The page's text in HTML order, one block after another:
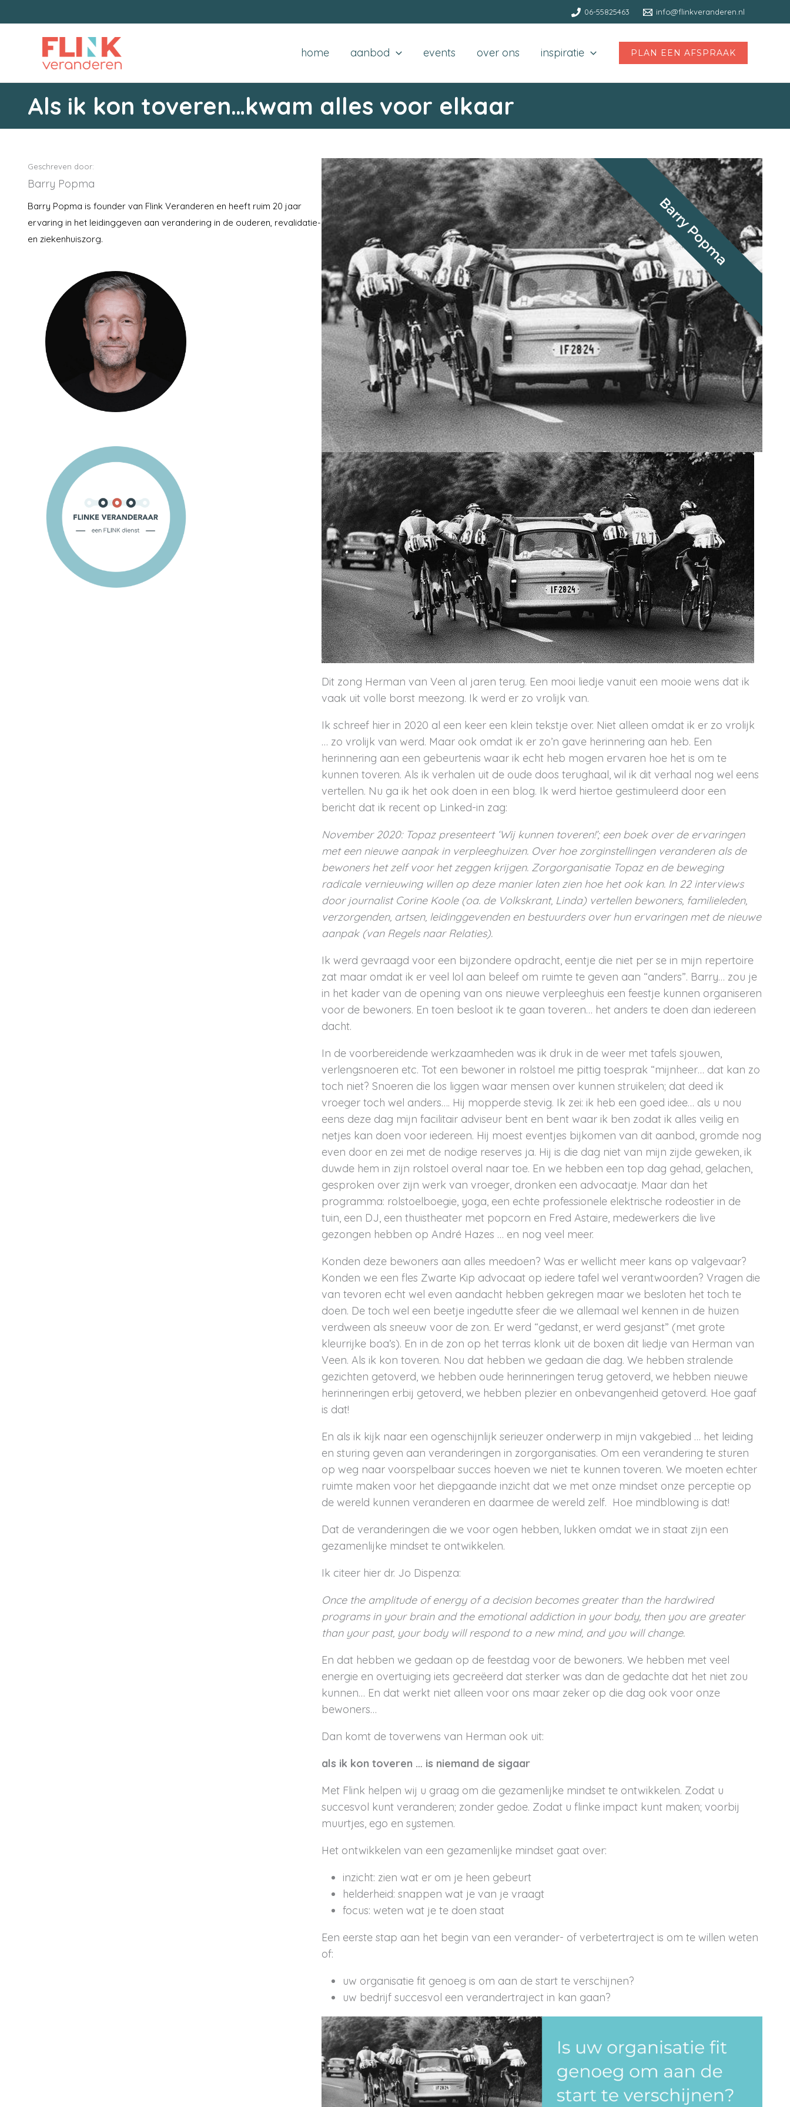
naar
06-55825463 info@flinkveranderen.nl
home aanbod events over ons inspiratie PLAN EEN AFSPRAAK
Als ik kon toveren…kwam alles voor elkaar
Geschreven door:
Barry Popma
Barry Popma is founder van Flink Veranderen en heeft ruim 20 jaar
ervaring in het leidinggeven aan verandering in de ouderen, revalidatie-
en ziekenhuiszorg.
Dit zong Herman van Veen al jaren terug. Een mooi liedje vanuit een mooie wens dat ik
vaak uit volle borst meezong. Ik werd er zo vrolijk van.
Ik schreef hier in 2020 al een keer een klein tekstje over. Niet alleen omdat ik er zo vrolijk
… zo vrolijk van werd. Maar ook omdat ik er zo’n gave herinnering aan heb. Een
herinnering aan een gebeurtenis waar ik echt heb mogen ervaren hoe het is om te
kunnen toveren. Als ik verhalen uit de oude doos terughaal, wil ik dit verhaal nog wel eens
vertellen. Nu ga ik het ook doen in een blog. Ik werd hiertoe gestimuleerd door een
bericht dat ik recent op Linked-in zag:
November 2020: Topaz presenteert ‘Wij kunnen toveren!’; een boek over de ervaringen
met een nieuwe aanpak in verpleeghuizen. Over hoe zorginstellingen veranderen als de
bewoners het zelf voor het zeggen krijgen. Zorgorganisatie Topaz en de beweging
radicale vernieuwing willen op deze manier laten zien hoe het ook kan. In 22 interviews
door journalist Corine Koole (oa. de Volkskrant, Linda) vertellen bewoners, familieleden,
verzorgenden, artsen, leidinggevenden en bestuurders over hun ervaringen met de nieuwe
aanpak (van Regels naar Relaties).
Ik werd gevraagd voor een bijzondere opdracht, eentje die niet per se in mijn repertoire
zat maar omdat ik er veel lol aan beleef om ruimte te geven aan “anders”. Barry… zou je
in het kader van de opening van ons nieuwe verpleeghuis een feestje kunnen organiseren
voor de bewoners. En toen besloot ik te gaan toveren… het anders te doen dan iedereen
dacht.
In de voorbereidende werkzaamheden was ik druk in de weer met tafels sjouwen,
verlengsnoeren etc. Tot een bewoner in rolstoel me pittig toesprak “mijnheer… dat kan zo
toch niet? Snoeren die los liggen waar mensen over kunnen struikelen; dat deed ik
vroeger toch wel anders…. Hij mopperde stevig. Ik zei: ik heb een goed idee… als u nou
eens deze dag mijn facilitair adviseur bent en bent waar ik ben zodat ik alles veilig en
netjes kan doen voor iedereen. Hij moest eventjes bijkomen van dit aanbod, gromde nog
even door en zei met de nodige reserves ja. Hij is die dag niet van mijn zijde geweken, ik
duwde hem in zijn rolstoel overal naar toe. En we hebben een top dag gehad, gelachen,
gesproken over zijn werk van vroeger, dronken een advocaatje. Maar dan het
programma: rolstoelboegie, yoga, een echte professionele elektrische rodeostier in de
tuin, een DJ, een thuistheater met popcorn en Fred Astaire, medewerkers die live
gezongen hebben op André Hazes … en nog veel meer.
Konden deze bewoners aan alles meedoen? Was er wellicht meer kans op valgevaar?
Konden we een fles Zwarte Kip advocaat op iedere tafel wel verantwoorden? Vragen die
van tevoren echt wel even aandacht hebben gekregen maar we besloten het toch te
doen. De toch wel een beetje ingedutte sfeer die we allemaal wel kennen in de huizen
verdween als sneeuw voor de zon. Er werd “gedanst, er werd gesjanst” (met grote
kleurrijke boa’s). En in de zon op het terras klonk uit de boxen dit liedje van Herman van
Veen. Als ik kon toveren. Nou dat hebben we gedaan die dag. We hebben stralende
gezichten getoverd, we hebben oude herinneringen terug getoverd, we hebben nieuwe
herinneringen erbij getoverd, we hebben plezier en onbevangenheid getoverd. Hoe gaaf
is dat!
En als ik kijk naar een ogenschijnlijk serieuzer onderwerp in mijn vakgebied … het leiding
en sturing geven aan veranderingen in zorgorganisaties. Om een verandering te sturen
op weg naar voorspelbaar succes hoeven we niet te kunnen toveren. We moeten echter
ruimte maken voor het diepgaande inzicht dat we met onze mindset onze perceptie op
de wereld kunnen veranderen en daarmee de wereld zelf. Hoe mindblowing is dat!
Dat de veranderingen die we voor ogen hebben, lukken omdat we in staat zijn een
gezamenlijke mindset te ontwikkelen.
Ik citeer hier dr. Jo Dispenza:
Once the amplitude of energy of a decision becomes greater than the hardwired
programs in your brain and the emotional addiction in your body, then you are greater
than your past, your body will respond to a new mind, and you will change.
En dat hebben we gedaan op de feestdag voor de bewoners. We hebben met veel
energie en overtuiging iets gecreëerd dat sterker was dan de gedachte dat het niet zou
kunnen… En dat werkt niet alleen voor ons maar zeker op die dag ook voor onze
bewoners…
Dan komt de toverwens van Herman ook uit:
als ik kon toveren … is niemand de sigaar
Met Flink helpen wij u graag om die gezamenlijke mindset te ontwikkelen. Zodat u
succesvol kunt veranderen; zonder gedoe. Zodat u flinke impact kunt maken; voorbij
muurtjes, ego en systemen.
Het ontwikkelen van een gezamenlijke mindset gaat over:
inzicht: zien wat er om je heen gebeurt
helderheid: snappen wat je van je vraagt
focus: weten wat je te doen staat
Een eerste stap aan het begin van een verander- of verbetertraject is om te willen weten
of:
uw organisatie fit genoeg is om aan de start te verschijnen?
uw bedrijf succesvol een verandertraject in kan gaan?